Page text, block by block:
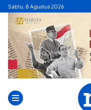
Skip
content
Sabtu, 8 Agustus 2026